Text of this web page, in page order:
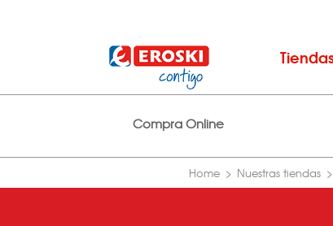
Compra Online
Home Nuestras tiendas